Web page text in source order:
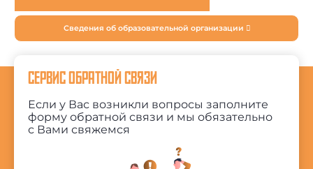
Сведения об образовательной организации
СЕРВИС ОБРАТНОЙ СВЯЗИ
Если у Вас возникли вопросы заполните
форму обратной связи и мы обязательно
с Вами свяжемся